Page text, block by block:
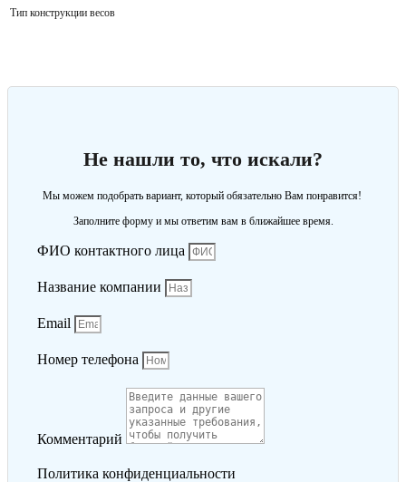
Тип конструкции весов
Не нашли то, что искали?
Мы можем подобрать вариант, который обязательно Вам понравится!
Заполните форму и мы ответим вам в ближайшее время.
ФИО контактного лица
Название компании
Email
Номер телефона
Комментарий
Политика конфиденциальности